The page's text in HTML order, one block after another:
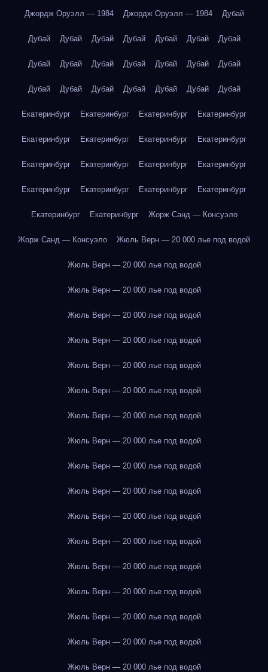
Джордж Оруэлл — 1984 Джордж Оруэлл — 1984 Дубай
Дубай Дубай Дубай Дубай Дубай Дубай Дубай
Дубай Дубай Дубай Дубай Дубай Дубай Дубай
Дубай Дубай Дубай Дубай Дубай Дубай Дубай
Екатеринбург Екатеринбург Екатеринбург Екатеринбург
Екатеринбург Екатеринбург Екатеринбург Екатеринбург
Екатеринбург Екатеринбург Екатеринбург Екатеринбург
Екатеринбург Екатеринбург Екатеринбург Екатеринбург
Екатеринбург Екатеринбург Жорж Санд — Консуэло
Жорж Санд — Консуэло Жюль Верн — 20 000 лье под водой
Жюль Верн — 20 000 лье под водой
Жюль Верн — 20 000 лье под водой
Жюль Верн — 20 000 лье под водой
Жюль Верн — 20 000 лье под водой
Жюль Верн — 20 000 лье под водой
Жюль Верн — 20 000 лье под водой
Жюль Верн — 20 000 лье под водой
Жюль Верн — 20 000 лье под водой
Жюль Верн — 20 000 лье под водой
Жюль Верн — 20 000 лье под водой
Жюль Верн — 20 000 лье под водой
Жюль Верн — 20 000 лье под водой
Жюль Верн — 20 000 лье под водой
Жюль Верн — 20 000 лье под водой
Жюль Верн — 20 000 лье под водой
Жюль Верн — 20 000 лье под водой
Жюль Верн — 20 000 лье под водой